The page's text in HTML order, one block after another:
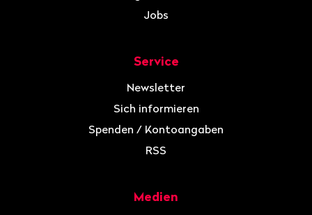
Jobs
Service
Newsletter
Sich informieren
Spenden / Kontoangaben
RSS
Medien